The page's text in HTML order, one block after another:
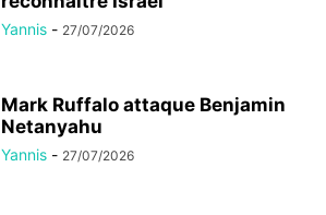
Yannis - 27/07/2026
Mark Ruffalo attaque Benjamin
Netanyahu
Yannis - 27/07/2026